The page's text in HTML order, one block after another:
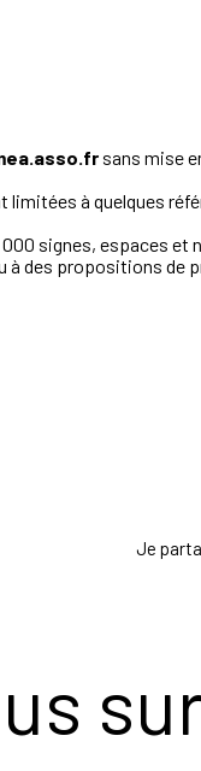
sans mise
à quelques
signes, espaces et
à des propositions
Je